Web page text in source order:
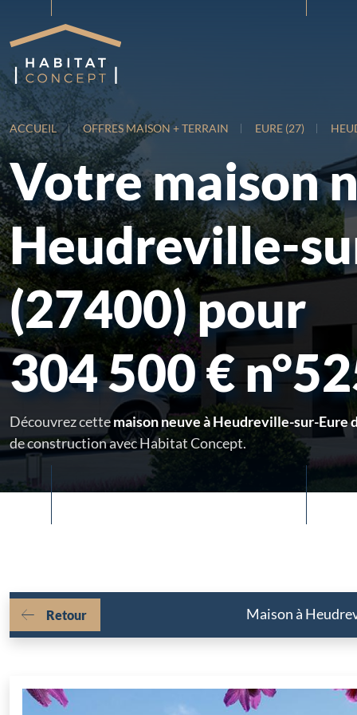
ACCUEIL OFFRES MAISON + TERRAIN EURE (27)
Votre maison
Heudreville-
(27400) pour
304 500 €
Découvrez cettemaison neuve à Heudreville-sur-Eure
de construction avec Habitat Concept.
Retour Maison à